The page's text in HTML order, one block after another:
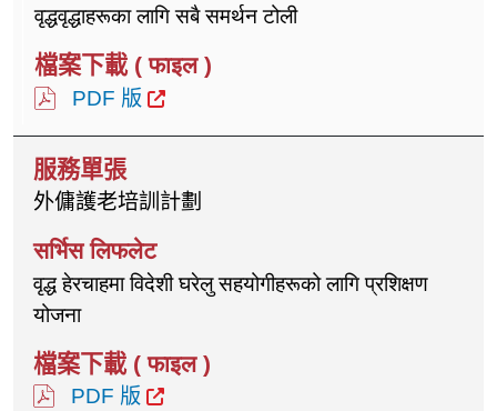
वृद्धवृद्धाहरूका लागि सबै समर्थन टोली
PDF 版
外傭護老培訓計劃
वृद्ध हेरचाहमा विदेशी घरेलु सहयोगीहरूको लागि प्रशिक्षण
योजना
PDF 版